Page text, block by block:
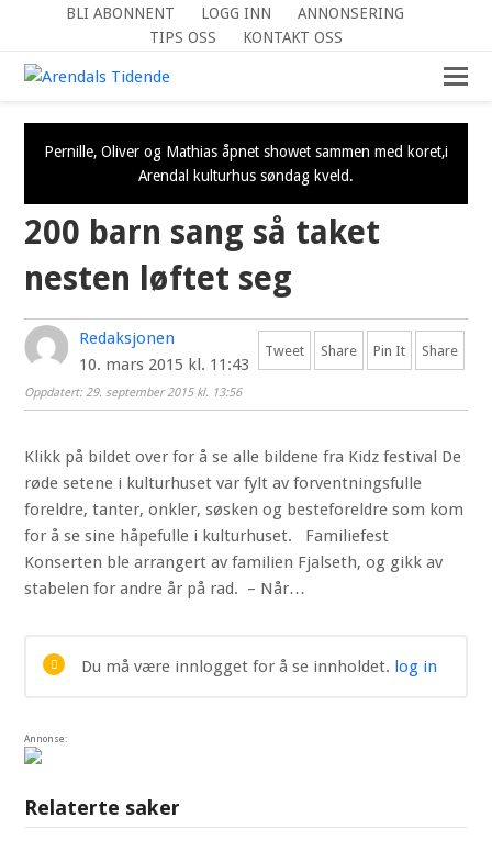
BLI ABONNENT LOGG INN
ANNONSERING
TIPS OSS
KONTAKT OSS
Pernille, Oliver og Mathias åpnet showet sammen med koret,i
Arendal kulturhus søndag kveld.
200 barn sang så taket
nesten løftet seg
Tweet Share Pin It Share
Redaksjonen
10. mars 2015 kl. 11:43
Oppdatert: 29. september 2015 kl. 13:56
Klikk på bildet over for å se alle bildene fra Kidz festival De
røde setene i kulturhuset var fylt av forventningsfulle
foreldre, tanter, onkler, søsken og besteforeldre som kom
for å se sine håpefulle i kulturhuset. Familiefest
Konserten ble arrangert av familien Fjalseth, og gikk av
stabelen for andre år på rad. – Når…
Du må være innlogget for å se innholdet. log in
Annonse:
Relaterte saker